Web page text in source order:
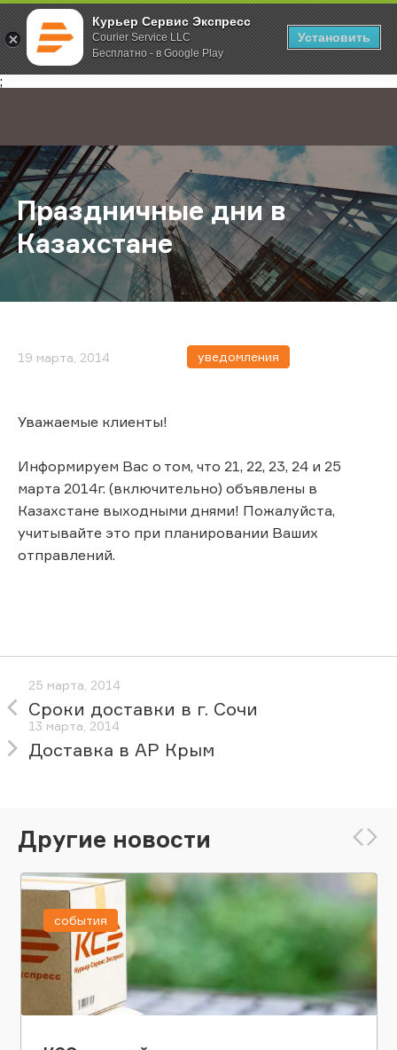
Курьер Сервис Экспресс
Courier Service LLC
Бесплатно - в Google Play
Установить
;
Главная О компании Новости Праздничные дни в Казахстане
Праздничные дни в
Казахстане
19 марта, 2014 уведомления
Уважаемые клиенты!
Информируем Вас о том, что 21, 22, 23, 24 и 25
марта 2014г. (включительно) объявлены в
Казахстане выходными днями! Пожалуйста,
учитывайте это при планировании Ваших
отправлений.
25 марта, 2014
Сроки доставки в г. Сочи
13 марта, 2014
Доставка в АР Крым
Другие новости
события